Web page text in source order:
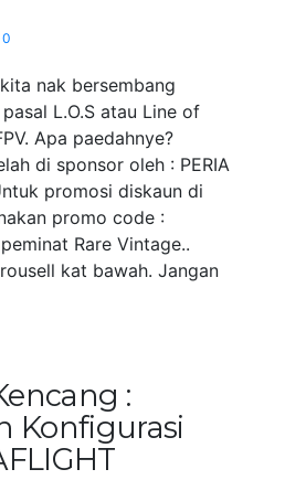
0
nak bersembang
L.O.S atau Line of
Apa paedahnye?
di sponsor oleh : PERIA
promosi diskaun di
promo code :
Rare Vintage..
kat bawah. Jangan
:
Konfigurasi